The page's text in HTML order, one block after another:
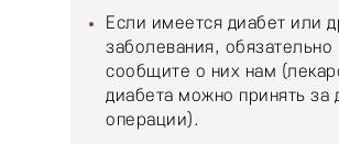
Если имеется диабет или
заболевания, обязательно
сообщите о них нам
диабета можно принять за
операции).